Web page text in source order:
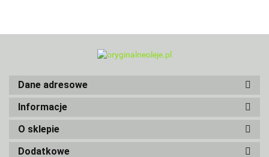
Dane adresowe
Informacje
O sklepie
Dodatkowe